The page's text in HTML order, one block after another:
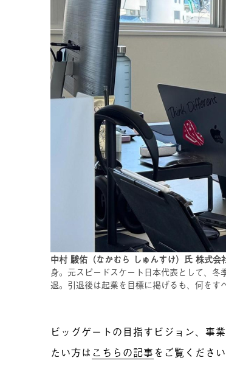
中村 駿佑（なかむら しゅんすけ）氏 株式
身。元スピードスケート日本代表として、
退。引退後は起業を目標に掲げるも、何をす
ビッグゲートの目指すビジョン、事
たい方は こちらの記事をご覧ください